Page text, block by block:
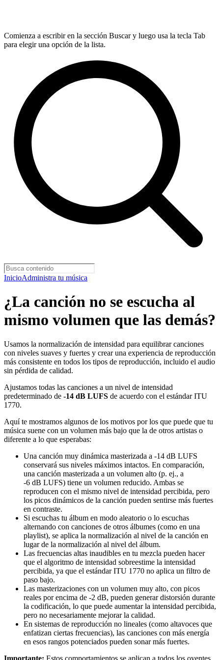
Comienza a escribir en la sección Buscar y luego usa la tecla Tab
para elegir una opción de la lista.
InicioAdministra tu música
¿La canción no se escucha al
mismo volumen que las demás?
Usamos la normalización de intensidad para equilibrar canciones
con niveles suaves y fuertes y crear una experiencia de reproducción
más consistente en todos los tipos de reproducción, incluido el audio
sin pérdida de calidad.
Ajustamos todas las canciones a un nivel de intensidad
predeterminado de -14 dB LUFS de acuerdo con el estándar ITU
1770.
Aquí te mostramos algunos de los motivos por los que puede que tu
música suene con un volumen más bajo que la de otros artistas o
diferente a lo que esperabas:
Una canción muy dinámica masterizada a -14 dB LUFS
conservará sus niveles máximos intactos. En comparación,
una canción masterizada a un volumen alto (p. ej., a
-6 dB LUFS) tiene un volumen reducido. Ambas se
reproducen con el mismo nivel de intensidad percibida, pero
los picos dinámicos de la canción pueden sentirse más fuertes
en contraste.
Si escuchas tu álbum en modo aleatorio o lo escuchas
alternando con canciones de otros álbumes (como en una
playlist), se aplica la normalización al nivel de la canción en
lugar de la normalización al nivel del álbum.
Las frecuencias altas inaudibles en tu mezcla pueden hacer
que el algoritmo de intensidad sobreestime la intensidad
percibida, ya que el estándar ITU 1770 no aplica un filtro de
paso bajo.
Las masterizaciones con un volumen muy alto, con picos
reales por encima de -2 dB, pueden generar distorsión durante
la codificación, lo que puede aumentar la intensidad percibida,
pero no necesariamente mejorar la calidad.
En sistemas de reproducción no lineales (como altavoces que
enfatizan ciertas frecuencias), las canciones con más energía
en esos rangos potenciados pueden sonar más fuertes.
Importante: Estos comportamientos se aplican a todos los oyentes,